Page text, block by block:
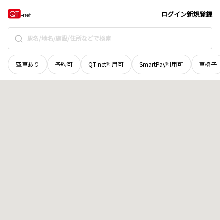
ログイン新規登録
空車あり 予約可 QT-net利用可 SmartPay利用可 車椅子
北海道